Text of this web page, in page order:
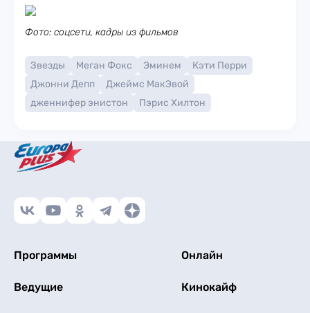
Фото: соцсети, кадры из фильмов
Звезды Меган Фокс Эминем
Кэти Перри
Джонни Депп
Джеймс МакЭвой
дженнифер энистон
Пэрис Хилтон
Программы Онлайн
Ведущие Кинокайф